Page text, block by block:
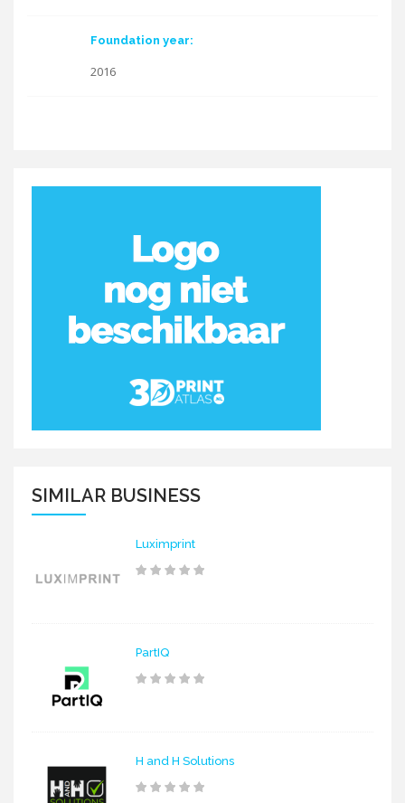
Foundation year:
2016
SIMILAR BUSINESS
Luximprint
PartIQ
H and H Solutions